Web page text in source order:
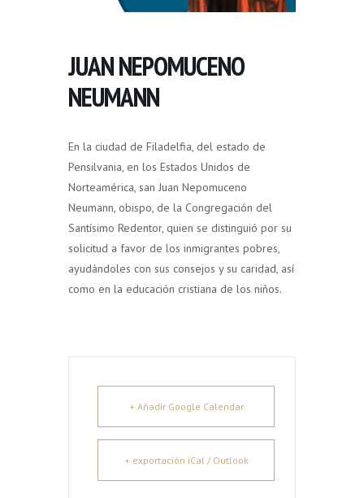
JUAN NEPOMUCENO
NEUMANN
En la ciudad de Filadelfia, del estado de
Pensilvania, en los Estados Unidos de
Norteamérica, san Juan Nepomuceno
Neumann, obispo, de la Congregación del
Santísimo Redentor, quien se distinguió por su
solicitud a favor de los inmigrantes pobres,
ayudándoles con sus consejos y su caridad, así
como en la educación cristiana de los niños.
+ Añadir Google Calendar
+ exportación iCal / Outlook